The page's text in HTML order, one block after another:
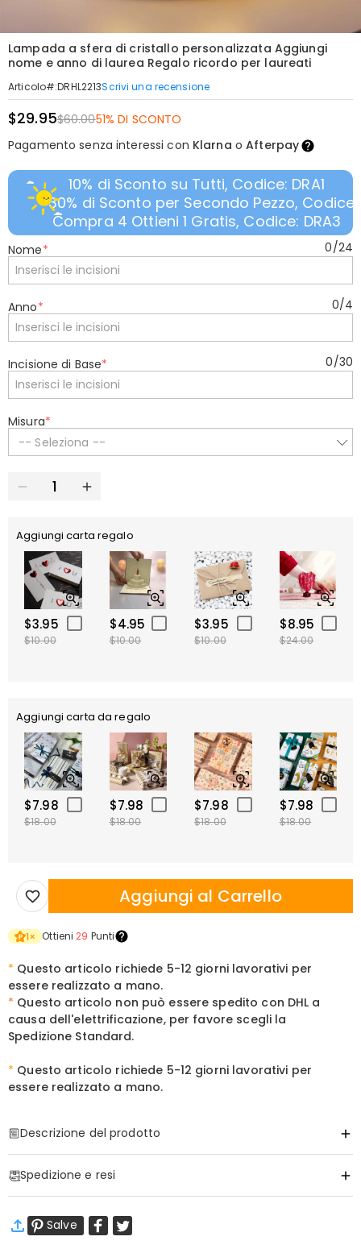
Lampada a sfera di cristallo personalizzata Aggiungi
nome e anno di laurea Regalo ricordo per laureati
Articolo#:DRHL2213Scrivi una recensione
$29.95$60.0051% DI SCONTO
Pagamento senza interessi con Klarna oAfterpay
10% di Sconto su Tutti, Codice: DRA1
30% di Sconto per Secondo Pezzo, Codice:
Compra 4 Ottieni 1 Gratis, Codice: DRA3
Nome* 0/24
Anno* 0/4
Incisione di Base* 0/30
Misura*
-- Seleziona --
Aggiungi carta regalo
$3.95
$10.00
$4.95
$10.00
$3.95
$10.00
$8.95
$24.00
Aggiungi carta da regalo
$7.98
$18.00
$7.98
$18.00
$7.98
$18.00
$7.98
$18.00
Aggiungi al Carrello
1× Ottieni 29 Punti
* Questo articolo richiede 5-12 giorni lavorativi per
essere realizzato a mano.
* Questo articolo non può essere spedito con DHL a
causa dell'elettrificazione, per favore scegli la
Spedizione Standard.
* Questo articolo richiede 5-12 giorni lavorativi per
essere realizzato a mano.
Descrizione del prodotto
Un Tributo Duraturo Quanto il Titolo Conquistato
Anni di ricerca instancabile e ambizione incrollabile meritano una
luce che non si spegne mai. Celebra il nuovo Dottore nella tua vita
con un capolavoro su misura che cattura lo splendore del suo più
Spedizione e resi
Spedizione Standard
9-18
Salve